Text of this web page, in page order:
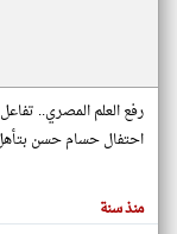
المقالات
الموجوده
هنا عن
رفع العلم المصري..
احتفال حسام حسن
منذ سنة